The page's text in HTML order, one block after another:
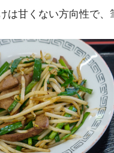
は甘くない方向性で、